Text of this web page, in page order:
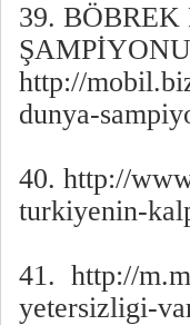
39.
http://
dunya-
40. http://
turkiyenin-
41. http://
yetersizligi-